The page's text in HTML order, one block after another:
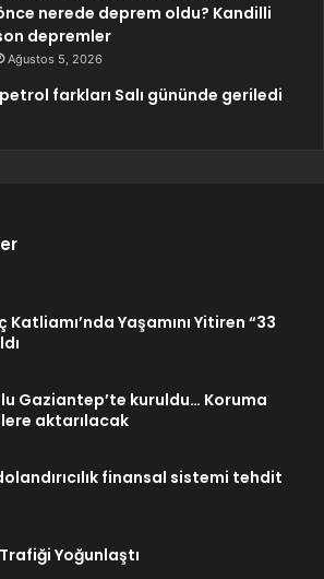
nerede deprem oldu? Kandilli
depremler
Ağustos 5, 2026
farkları Salı gününde geriledi
Katliamı’nda Yaşamını Yitiren “33
Gaziantep’te kuruldu… Koruma
aktarılacak
finansal sistemi tehdit
Yoğunlaştı